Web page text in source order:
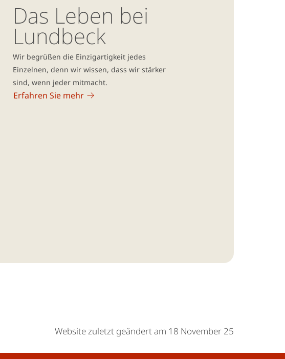
Das Leben bei
Lundbeck
Wir begrüßen die Einzigartigkeit jedes
Einzelnen, denn wir wissen, dass wir stärker
sind, wenn jeder mitmacht.
Erfahren Sie mehr
Website zuletzt geändert am 18 November 25